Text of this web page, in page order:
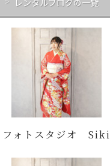
レンタルブログの一覧
フォトスタジオ Siki